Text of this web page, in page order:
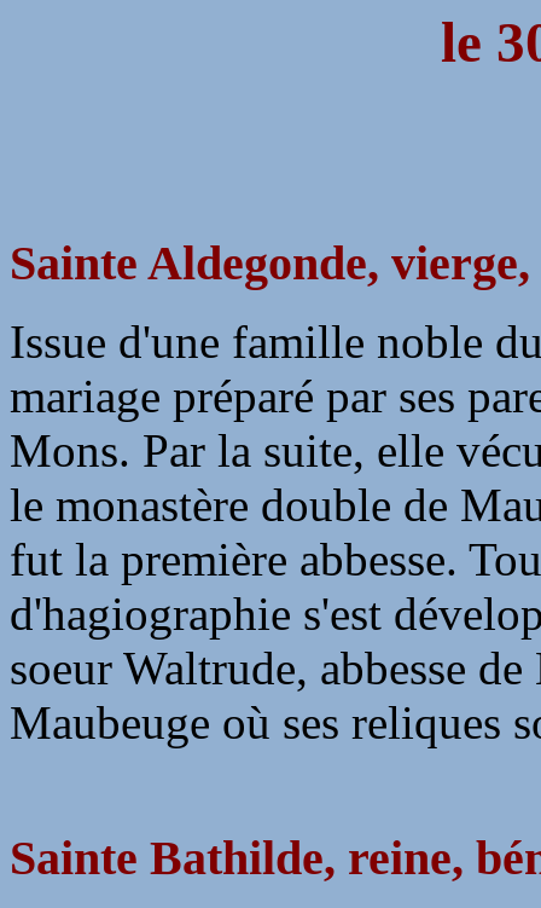
le
Sainte Aldegonde,
Issue d'une famille noble
mariage préparé par ses
Mons. Par la suite, elle
le monastère double de
fut la première abbesse.
d'hagiographie s'est
soeur Waltrude, abbesse
Maubeuge où ses reliques
Sainte Bathilde, reine,